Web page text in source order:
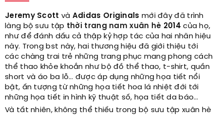
Jeremy Scott và Adidas Originals mới đây đã trình
làng bộ sưu tập thời trang nam xuân hè 2014 của họ,
như để đánh dấu cả thập kỷ hợp tác của hai nhãn hiệu
này. Trong bst này, hai thương hiệu đã giới thiệu tới
các chàng trai trẻ những trang phục mang phong cách
thể thao khỏe khoắn như bộ đồ thể thao, t-shirt, quần
short và áo ba lỗ… được áp dụng những họa tiết nổi
bật, ấn tượng từ những họa tiết hoa lá nhiệt đới tới
những họa tiết in hình kỹ thuật số, họa tiết da báo…
Và tất nhiên, không thể thiếu trong bộ sưu tập xuân hè